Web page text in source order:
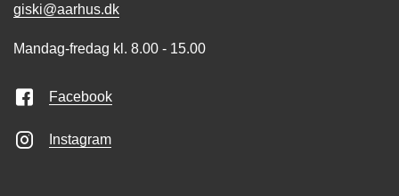
giski@aarhus.dk
Mandag-fredag kl. 8.00 - 15.00
Facebook
Instagram